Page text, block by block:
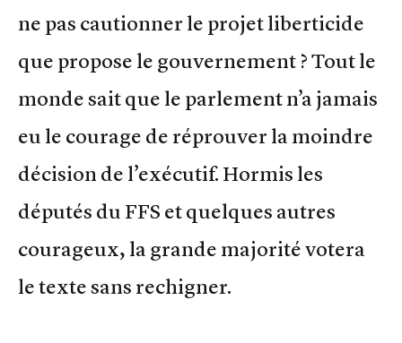
ne pas cautionner le projet liberticide
que propose le gouvernement ? Tout le
monde sait que le parlement n’a jamais
eu le courage de réprouver la moindre
décision de l’exécutif. Hormis les
députés du FFS et quelques autres
courageux, la grande majorité votera
le texte sans rechigner.